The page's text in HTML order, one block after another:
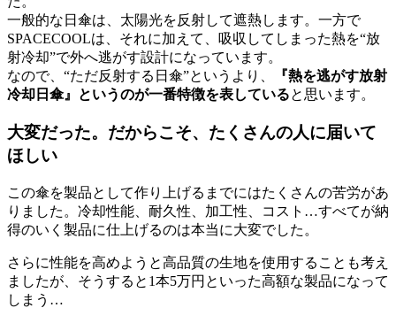
一般的な日傘は、太陽光を反射して遮熱します。一方で
SPACECOOLは、それに加えて、吸収してしまった熱を“放
射冷却”で外へ逃がす設計になっています。
なので、“ただ反射する日傘”というより、
『熱を逃がす放射
冷却日傘』というのが一番特徴を表していると思います。
大変だった。だからこそ、たくさんの人に届いて
ほしい
この傘を製品として作り上げるまでにはたくさんの苦労があ
りました。冷却性能、耐久性、加工性、コスト…すべてが納
得のいく製品に仕上げるのは本当に大変でした。
さらに性能を高めようと高品質の生地を使用することも考え
ましたが、そうすると1本5万円といった高額な製品になって
しまう…